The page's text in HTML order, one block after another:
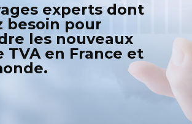
experts dont
besoin pour
les nouveaux
TVA en France et